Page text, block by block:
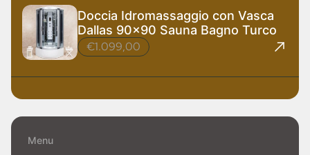
Doccia Idromassaggio con Vasca
Dallas 90x90 Sauna Bagno Turco
€1.099,00
Menu